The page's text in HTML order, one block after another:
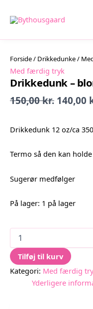
Tilbud!
Forside/ Drikkedunke/
Med færdig tryk
Drikkedunk –
150,00kr. Den
pris
var:
150,00
140,00
Drikkedunk 12 oz/ca
Termo så den kan
Sugerør medfølger
På lager: 1 på lager
Drikkedunk
blomst
antal
Tilføj til kurv
Kategori: Med færdig
Yderligere
Tilbud!
Tilbud!
Tilbud!
Tilbud!
Tilbud!
Tilbud!
Tilbud!
Tilbud!